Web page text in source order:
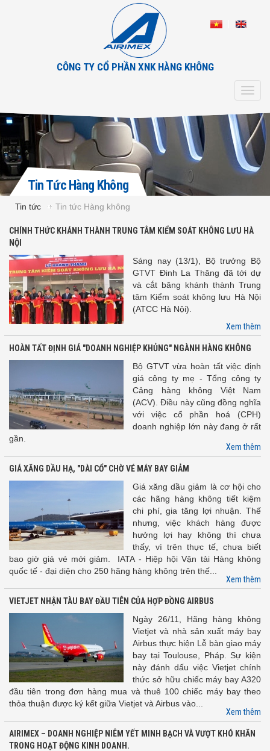
CÔNG TY CỔ PHẦN XNK HÀNG KHÔNG
Tin Tức Hàng Không
Tin tức Tin tức Hàng không
CHÍNH THỨC KHÁNH THÀNH TRUNG TÂM KIỂM SOÁT KHÔNG LƯU HÀ
NỘI
Sáng nay (13/1), Bộ trưởng Bộ
GTVT Đinh La Thăng đã tới dự
và cắt băng khánh thành Trung
tâm Kiểm soát không lưu Hà Nội
(ATCC Hà Nội).
Xem thêm
HOÀN TẤT ĐỊNH GIÁ "DOANH NGHIỆP KHỦNG" NGÀNH HÀNG KHÔNG
Bộ GTVT vừa hoàn tất việc định
giá công ty mẹ - Tổng công ty
Cảng hàng không Việt Nam
(ACV). Điều này cũng đồng nghĩa
với việc cổ phần hoá (CPH)
doanh nghiệp lớn này đang ở rất
gần.
Xem thêm
GIÁ XĂNG DẦU HẠ, "DÀI CỔ" CHỜ VÉ MÁY BAY GIẢM
Giá xăng dầu giảm là cơ hội cho
các hãng hàng không tiết kiệm
chi phí, gia tăng lợi nhuận. Thế
nhưng, việc khách hàng được
hưởng lợi hay không thì chưa
thấy, vì trên thực tế, chưa biết
bao giờ giá vé mới giảm. IATA - Hiệp hội Vận tải Hàng không
quốc tế - đại diện cho 250 hãng hàng không trên thế...
Xem thêm
VIETJET NHẬN TÀU BAY ĐẦU TIÊN CỦA HỢP ĐỒNG AIRBUS
Ngày 26/11, Hãng hàng không
Vietjet và nhà sản xuất máy bay
Airbus thực hiện Lễ bàn giao máy
bay tại Toulouse, Pháp. Sự kiện
này đánh dấu việc Vietjet chính
thức sở hữu chiếc máy bay A320
đầu tiên trong đơn hàng mua và thuê 100 chiếc máy bay theo
thỏa thuận được ký kết giữa Vietjet và Airbus vào...
Xem thêm
AIRIMEX – DOANH NGHIỆP NIÊM YẾT MINH BẠCH VÀ VƯỢT KHÓ KHĂN
TRONG HOẠT ĐỘNG KINH DOANH.